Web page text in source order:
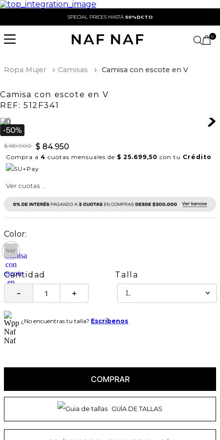
SPECIAL PRICES HASTA 50%DCTO
0
Ropa Mujer Camisas Camisa con escote en V
Camisa con escote en V
REF: 512F341
$ 169.900 $ 84.950
Compra a 4 cuotas mensuales de $ 25.699,50 con tu Crédito
Ver cuotas ...
Cantidad
＋
－
Talla
L
¿No encuentras tu talla? Escribenos
COMPRAR
GUÍA DE TALLAS